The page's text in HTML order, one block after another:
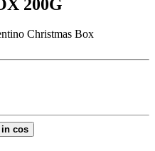
200G
Christmas Box
in cos